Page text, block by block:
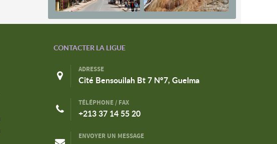
CONTACTER LA LIGUE
ADRESSE
Cité Bensouilah Bt 7 N°7, Guelma
TÉLÉPHONE / FAX
+213 37 14 55 20
ENVOYER UN MESSAGE